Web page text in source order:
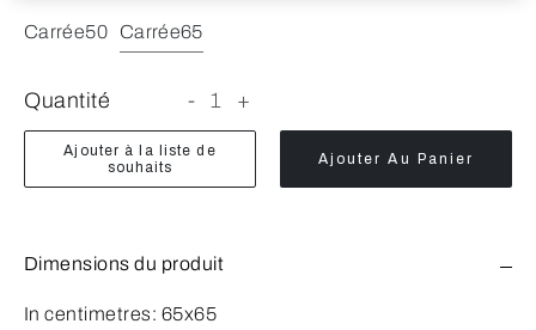
Carrée50 Carrée65
Quantité - 1 +
Ajouter à la liste de
souhaits
Ajouter Au Panier
Dimensions du produit
In centimetres: 65x65